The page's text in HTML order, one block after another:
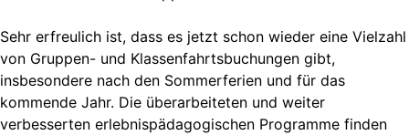
Sehr erfreulich ist, dass es jetzt schon wieder eine Vielzahl
von Gruppen- und Klassenfahrtsbuchungen gibt,
insbesondere nach den Sommerferien und für das
kommende Jahr. Die überarbeiteten und weiter
verbesserten erlebnispädagogischen Programme finden